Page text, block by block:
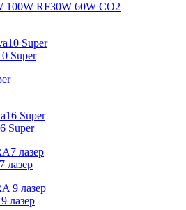
100W RF30W 60W CO2
Super
Super
лазер
лазер